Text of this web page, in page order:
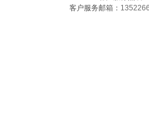
客户服务邮箱：